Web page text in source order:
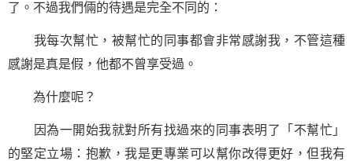
了。不過我們倆的待遇是完全不同的：
我每次幫忙，被幫忙的同事都會非常感謝我，不管這種
感謝是真是假，他都不曾享受過。
為什麼呢？
因為一開始我就對所有找過來的同事表明了「不幫忙」
的堅定立場：抱歉，我是更專業可以幫你改得更好，但我有